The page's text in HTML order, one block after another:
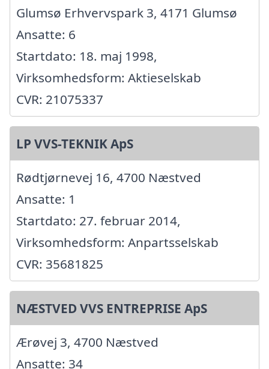
Glumsø Erhvervspark 3, 4171 Glumsø
Ansatte: 6
Startdato: 18. maj 1998,
Virksomhedsform: Aktieselskab
CVR: 21075337
LP VVS-TEKNIK ApS
Rødtjørnevej 16, 4700 Næstved
Ansatte: 1
Startdato: 27. februar 2014,
Virksomhedsform: Anpartsselskab
CVR: 35681825
NÆSTVED VVS ENTREPRISE ApS
Ærøvej 3, 4700 Næstved
Ansatte: 34